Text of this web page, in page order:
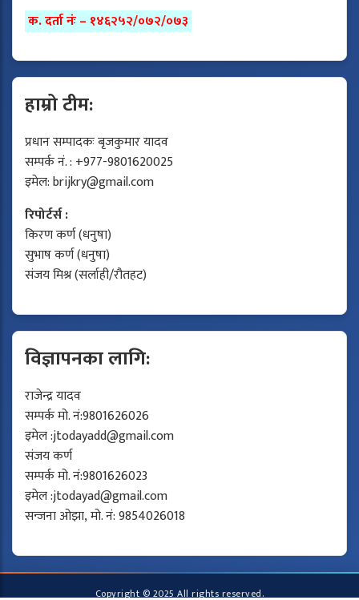
क. दर्ता नंः – १४६२५२/०७२/०७३
हाम्रो टीम:
प्रधान सम्पादकः बृजकुमार यादव
सम्पर्क नं. : +977-9801620025
इमेल:brijkry@gmail.com
रिपोर्टर्स :
किरण कर्ण (धनुषा)
सुभाष कर्ण (धनुषा)
संजय मिश्र (सर्लाही/रौतहट)
विज्ञापनका लागि:
राजेन्द्र यादव
सम्पर्क मो. नं:9801626026
इमेल :jtodayadd@gmail.com
संजय कर्ण
सम्पर्क मो. नं:9801626023
इमेल :jtodayad@gmail.com
सन्जना ओझा, मो. नं: 9854026018
Copyright © 2025 All rights reserved.